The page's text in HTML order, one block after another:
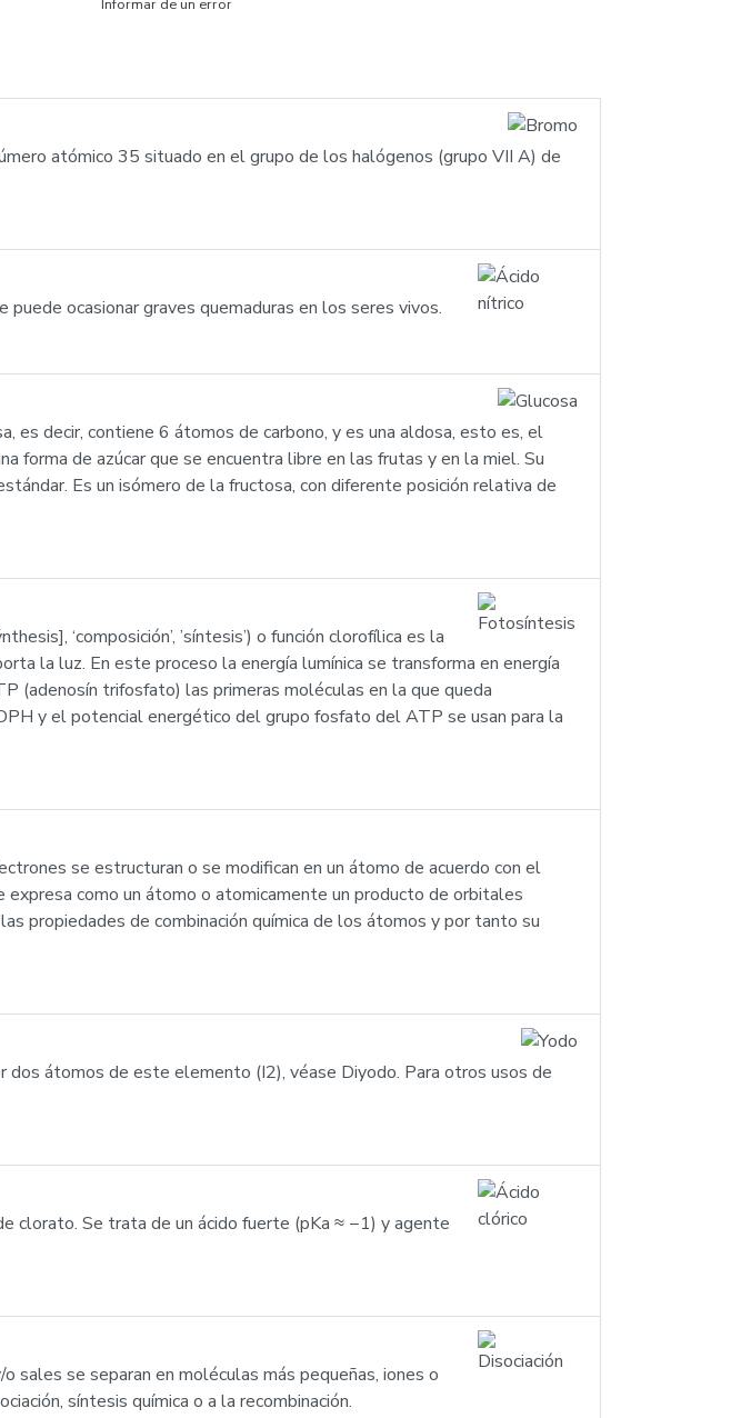
Informar de un error
atómico 35 situado en el grupo de los halógenos (grupo VII A) de
ocasionar graves quemaduras en los seres vivos.
es decir, contiene 6 átomos de carbono, y es una aldosa, esto es, el
forma de azúcar que se encuentra libre en las frutas y en la miel. Su
Es un isómero de la fructosa, con diferente posición relativa de
‘composición’, ’síntesis’) o función clorofílica es la
la luz. En este proceso la energía lumínica se transforma en energía
(adenosín trifosfato) las primeras moléculas en la que queda
y el potencial energético del grupo fosfato del ATP se usan para la
se estructuran o se modifican en un átomo de acuerdo con el
como un átomo o atomicamente un producto de orbitales
propiedades de combinación química de los átomos y por tanto su
átomos de este elemento (I2), véase Diyodo. Para otros usos de
clorato. Se trata de un ácido fuerte (pKa ≈ −1) y agente
sales se separan en moléculas más pequeñas, iones o
síntesis química o a la recombinación.